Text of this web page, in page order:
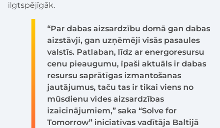
ilgtspējīgāk.
“Par dabas aizsardzību domā gan dabas
aizstāvji, gan uzņēmēji visās pasaules
valstīs. Patlaban, līdz ar energoresursu
cenu pieaugumu, īpaši aktuāls ir dabas
resursu saprātīgas izmantošanas
jautājumus, taču tas ir tikai viens no
mūsdienu vides aizsardzības
izaicinājumiem,” saka “Solve for
Tomorrow” iniciatīvas vadītāja Baltijā